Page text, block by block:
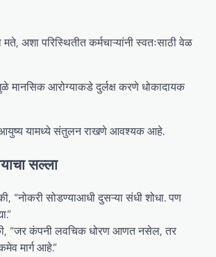
मते, अशा परिस्थितीत कर्मचाऱ्यांनी स्वतःसाठी वेळ
मानसिक आरोग्याकडे दुर्लक्ष करणे धोकादायक
यामध्ये संतुलन राखणे आवश्यक आहे.
सल्ला
“नोकरी सोडण्याआधी दुसऱ्या संधी शोधा. पण
“जर कंपनी लवचिक धोरण आणत नसेल, तर
मार्ग आहे.”